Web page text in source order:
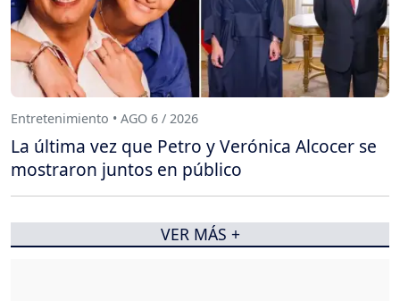
Entretenimiento • AGO 6 / 2026
La última vez que Petro y Verónica Alcocer se
mostraron juntos en público
VER MÁS +